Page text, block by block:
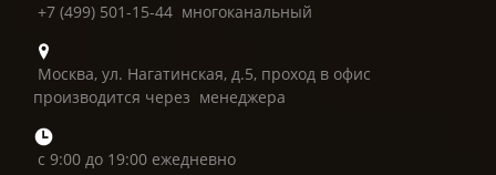
+7 (499) 501-15-44 многоканальный
Москва, ул. Нагатинская, д.5, проход в офис
производится через менеджера
с 9:00 до 19:00 ежедневно